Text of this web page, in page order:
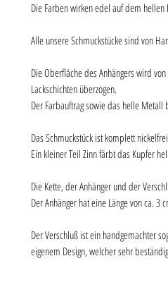
Die Farben wirken edel auf dem hellen
Alle unsere Schmuckstücke sind von
Die Oberfläche des Anhängers wird
Lackschichten überzogen.
Der Farbauftrag sowie das helle
Das Schmuckstück ist komplett
Ein kleiner Teil Zinn färbt das Kupfer
Die Kette, der Anhänger und der
Der Anhänger hat eine Länge von ca.
Der Verschluß ist ein handgemachter
eigenem Design, welcher sehr